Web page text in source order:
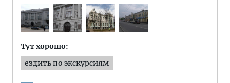
Тут хорошо:
ездить по экскурсиям